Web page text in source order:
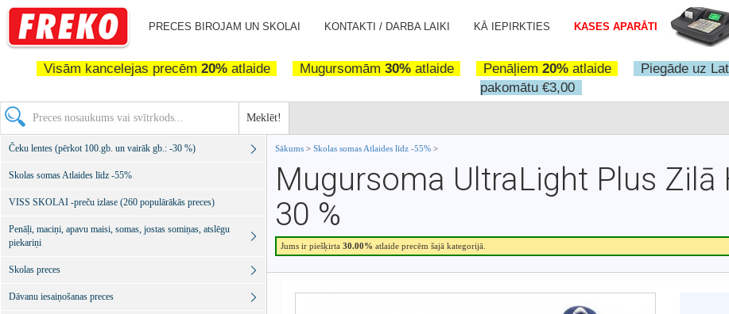
PRECES BIROJAM UN SKOLAI KONTAKTI / DARBA LAIKI KĀ IEPIRKTIES KASES APARĀTI
Visām kancelejas precēm 20%atlaide Mugursomām 30%atlaide Penāļiem 20%atlaide Piegāde uz
pakomātu €3,00
Meklēt!
Sākums > Skolas somas Atlaides līdz -55% >
Mugursoma UltraLight Plus Zilā
30 %
Jums ir piešķirta 30.00% atlaide precēm šajā kategorijā.
Čeku lentes (pērkot 100.gb. un vairāk gb.: -30 %)
Skolas somas Atlaides līdz -55%
VISS SKOLAI -preču izlase (260 populārākās preces)
Penāļi, maciņi, apavu maisi, somas, jostas somiņas, atslēgu
piekariņi
Skolas preces
Dāvanu iesaiņošanas preces